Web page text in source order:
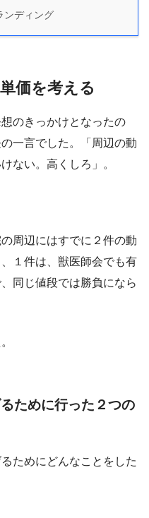
ンディング
価を考える
のきっかけとなったの
一言でした。「周辺の動
ない。高くしろ」。
周辺にはすでに２件の動
１件は、獣医師会でも有
同じ値段では勝負になら
ために行った２つの
ためにどんなことをした